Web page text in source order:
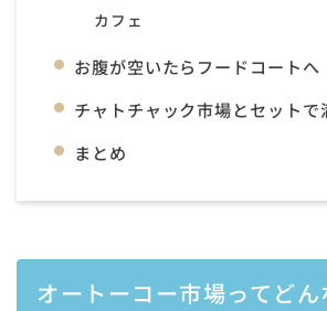
カフェ
お腹が空いたらフードコートへ
チャトチャック市場とセットで
まとめ
オートーコー市場ってどん